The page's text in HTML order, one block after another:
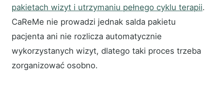
pakietach wizyt i utrzymaniu pełnego cyklu terapii.
CaReMe nie prowadzi jednak salda pakietu
pacjenta ani nie rozlicza automatycznie
wykorzystanych wizyt, dlatego taki proces trzeba
zorganizować osobno.